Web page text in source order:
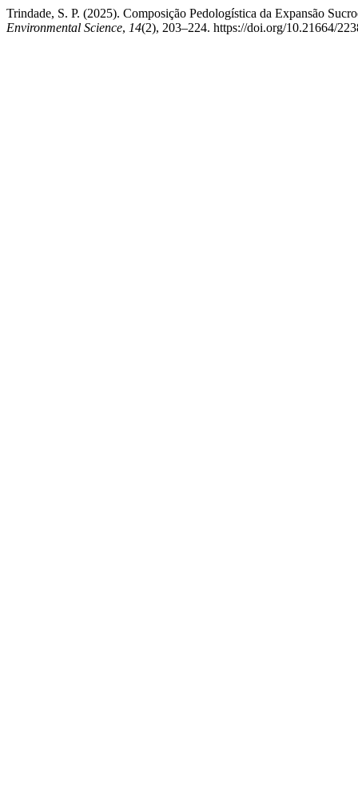
Trindade, S. P. (2025). Composição Pedologística da Expansão
Environmental Science, 14(2), 203–224. https://doi.org/10.21664/